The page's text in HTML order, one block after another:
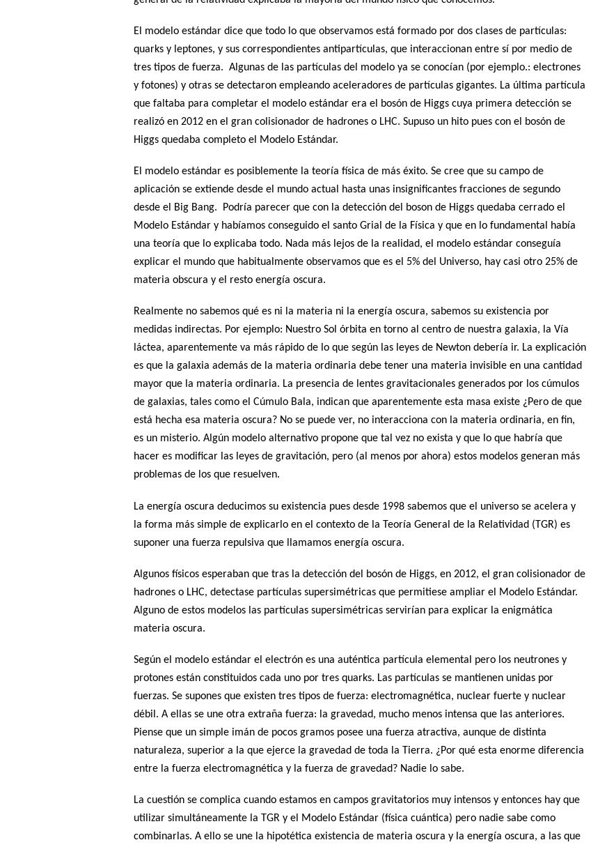
El modelo estándar dice que todo lo que observamos está formado por dos clases de partículas:
quarks y leptones, y sus correspondientes antipartículas, que interaccionan entre sí por medio de
tres tipos de fuerza. Algunas de las partículas del modelo ya se conocían (por ejemplo.: electrones
y fotones) y otras se detectaron empleando aceleradores de partículas gigantes. La última partícula
que faltaba para completar el modelo estándar era el bosón de Higgs cuya primera detección se
realizó en 2012 en el gran colisionador de hadrones o LHC. Supuso un hito pues con el bosón de
Higgs quedaba completo el Modelo Estándar.
El modelo estándar es posiblemente la teoría física de más éxito. Se cree que su campo de
aplicación se extiende desde el mundo actual hasta unas insignificantes fracciones de segundo
desde el Big Bang.
Podría parecer que con la detección del boson de Higgs quedaba cerrado el
Modelo Estándar y habíamos conseguido el santo Grial de la Física y que en lo fundamental había
una teoría que lo explicaba todo. Nada más lejos de la realidad, el modelo estándar conseguía
explicar el mundo que habitualmente observamos que es el 5% del Universo, hay casi otro 25% de
materia obscura y el resto energía oscura.
Realmente no sabemos qué es ni la materia ni la energía oscura, sabemos su existencia por
medidas indirectas. Por ejemplo: Nuestro Sol órbita en torno al centro de nuestra galaxia, la Vía
láctea, aparentemente va más rápido de lo que según las leyes de Newton debería ir. La explicación
es que la galaxia además de la materia ordinaria debe tener una materia invisible en una cantidad
mayor que la materia ordinaria. La presencia de lentes gravitacionales generados por los cúmulos
de galaxias, tales como el Cúmulo Bala, indican que aparentemente esta masa existe ¿Pero de que
está hecha esa materia oscura? No se puede ver, no interacciona con la materia ordinaria, en fin,
es un misterio. Algún modelo alternativo propone que tal vez no exista y que lo que habría que
hacer es modificar las leyes de gravitación, pero (al menos por ahora) estos modelos generan más
problemas de los que resuelven.
La energía oscura deducimos su existencia pues desde 1998 sabemos que el universo se acelera y
la forma más simple de explicarlo en el contexto de la Teoría General de la Relatividad (TGR) es
suponer una fuerza repulsiva que llamamos energía oscura.
Algunos físicos esperaban que tras la detección del bosón de Higgs, en 2012, el gran colisionador de
hadrones o LHC, detectase partículas supersimétricas que permitiese ampliar el Modelo Estándar.
Alguno de estos modelos las partículas supersimétricas servirían para explicar la enigmática
materia oscura.
Según el modelo estándar el electrón es una auténtica partícula elemental pero los neutrones y
protones están constituidos cada uno por tres quarks. Las partículas se mantienen unidas por
fuerzas. Se supones que existen tres tipos de fuerza: electromagnética, nuclear fuerte y nuclear
débil. A ellas se une otra extraña fuerza: la gravedad, mucho menos intensa que las anteriores.
Piense que un simple imán de pocos gramos posee una fuerza atractiva, aunque de distinta
naturaleza, superior a la que ejerce la gravedad de toda la Tierra. ¿Por qué esta enorme diferencia
entre la fuerza electromagnética y la fuerza de gravedad? Nadie lo sabe.
La cuestión se complica cuando estamos en campos gravitatorios muy intensos y entonces hay que
utilizar simultáneamente la TGR y el Modelo Estándar (física cuántica) pero nadie sabe como
combinarlas. A ello se une la hipotética existencia de materia oscura y la energía oscura, a las que